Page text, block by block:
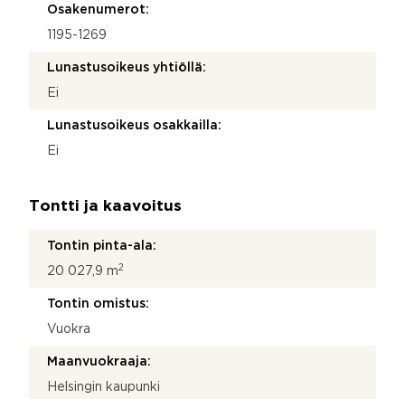
Osakenumerot:
1195-1269
Lunastusoikeus yhtiöllä:
Ei
Lunastusoikeus osakkailla:
Ei
Tontti ja kaavoitus
Tontin pinta-ala:
20 027,9 m2
Tontin omistus:
Vuokra
Maanvuokraaja:
Helsingin kaupunki